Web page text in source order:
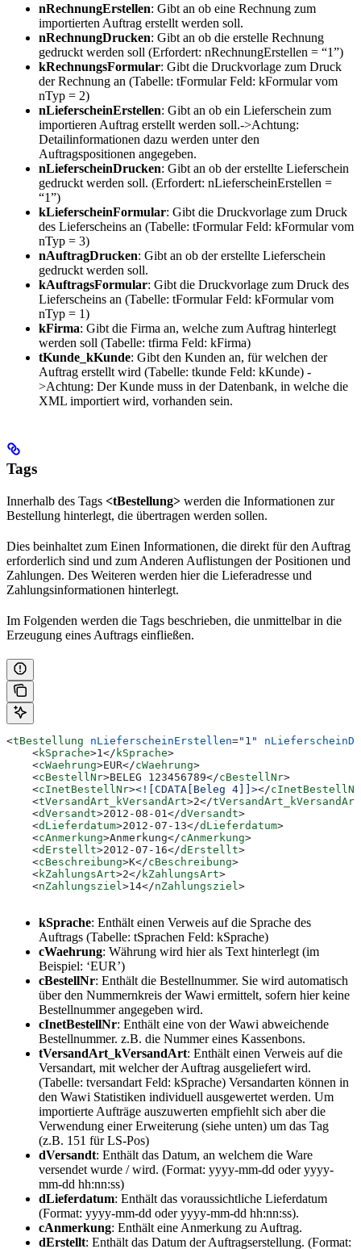
nRechnungErstellen: Gibt an ob eine Rechnung zum
importierten Auftrag erstellt werden soll.
nRechnungDrucken: Gibt an ob die erstelle Rechnung
gedruckt werden soll (Erfordert: nRechnungErstellen = “1”)
kRechnungsFormular: Gibt die Druckvorlage zum Druck
der Rechnung an (Tabelle: tFormular Feld: kFormular vom
nTyp = 2)
nLieferscheinErstellen: Gibt an ob ein Lieferschein zum
importieren Auftrag erstellt werden soll.->Achtung:
Detailinformationen dazu werden unter den
Auftragspositionen angegeben.
nLieferscheinDrucken: Gibt an ob der erstellte Lieferschein
gedruckt werden soll. (Erfordert: nLieferscheinErstellen =
“1”)
kLieferscheinFormular: Gibt die Druckvorlage zum Druck
des Lieferscheins an (Tabelle: tFormular Feld: kFormular vom
nTyp = 3)
nAuftragDrucken: Gibt an ob der erstellte Lieferschein
gedruckt werden soll.
kAuftragsFormular: Gibt die Druckvorlage zum Druck des
Lieferscheins an (Tabelle: tFormular Feld: kFormular vom
nTyp = 1)
kFirma: Gibt die Firma an, welche zum Auftrag hinterlegt
werden soll (Tabelle: tfirma Feld: kFirma)
tKunde_kKunde: Gibt den Kunden an, für welchen der
Auftrag erstellt wird (Tabelle: tkunde Feld: kKunde) -
>Achtung: Der Kunde muss in der Datenbank, in welche die
XML importiert wird, vorhanden sein.
Tags
Innerhalb des Tags <tBestellung> werden die Informationen zur
Bestellung hinterlegt, die übertragen werden sollen.
Dies beinhaltet zum Einen Informationen, die direkt für den Auftrag
erforderlich sind und zum Anderen Auflistungen der Positionen und
Zahlungen. Des Weiteren werden hier die Lieferadresse und
Zahlungsinformationen hinterlegt.
Im Folgenden werden die Tags beschrieben, die unmittelbar in die
Erzeugung eines Auftrags einfließen.
<tBestellung nLieferscheinErstellen="1"
    <
kSprache>1 </ kSprache>
    <
cWaehrung>EUR</cWaehrung>
    <
cBestellNr>BELEG 123456789</cBestellNr>
    <
cInetBestellNr><![CDATA[Beleg 4]]></cInetBestellNr
    <
tVersandArt_kVersandArt>2</tVersandArt_kVersandArt
    <
dVersandt>2012-08-01 </dVersandt>
    <
dLieferdatum>2012-07-13</dLieferdatum>
    <
cAnmerkung>Anmerkung</cAnmerkung>
    <
dErstellt>2012-07-16</dErstellt>
    <
cBeschreibung>K</cBeschreibung>
    <
kZahlungsArt>2</ kZahlungsArt>
    <
nZahlungsziel >14</nZahlungsziel >
kSprache: Enthält einen Verweis auf die Sprache des
Auftrags (Tabelle: tSprachen Feld: kSprache)
cWaehrung: Währung wird hier als Text hinterlegt (im
Beispiel: ‘EUR’)
cBestellNr: Enthält die Bestellnummer. Sie wird automatisch
über den Nummernkreis der Wawi ermittelt, sofern hier keine
Bestellnummer angegeben wird.
cInetBestellNr: Enthält eine von der Wawi abweichende
Bestellnummer. z.B. die Nummer eines Kassenbons.
tVersandArt_kVersandArt: Enthält einen Verweis auf die
Versandart, mit welcher der Auftrag ausgeliefert wird.
(Tabelle: tversandart Feld: kSprache) Versandarten können in
den Wawi Statistiken individuell ausgewertet werden. Um
importierte Aufträge auszuwerten empfiehlt sich aber die
Verwendung einer Erweiterung (siehe unten) um das Tag
(z.B. 151 für LS-Pos)
dVersandt: Enthält das Datum, an welchem die Ware
versendet wurde / wird. (Format: yyyy-mm-dd oder yyyy-
mm-dd hh:nn:ss)
dLieferdatum: Enthält das voraussichtliche Lieferdatum
(Format: yyyy-mm-dd oder yyyy-mm-dd hh:nn:ss).
cAnmerkung: Enthält eine Anmerkung zu Auftrag.
dErstellt: Enthält das Datum der Auftragserstellung. (Format: